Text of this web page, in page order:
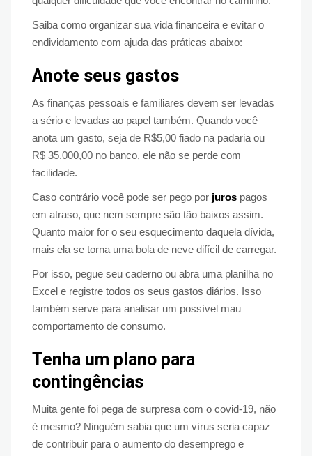
Saiba como organizar sua vida financeira e evitar o
endividamento com ajuda das práticas abaixo:
Anote seus gastos
As finanças pessoais e familiares devem ser levadas
a sério e levadas ao papel também. Quando você
anota um gasto, seja de R$5,00 fiado na padaria ou
R$ 35.000,00 no banco, ele não se perde com
facilidade.
Caso contrário você pode ser pego por juros pagos
em atraso, que nem sempre são tão baixos assim.
Quanto maior for o seu esquecimento daquela dívida,
mais ela se torna uma bola de neve difícil de carregar.
Por isso, pegue seu caderno ou abra uma planilha no
Excel e registre todos os seus gastos diários. Isso
também serve para analisar um possível mau
comportamento de consumo.
Tenha um plano para
contingências
Muita gente foi pega de surpresa com o covid-19, não
é mesmo? Ninguém sabia que um vírus seria capaz
de contribuir para o aumento do desemprego e